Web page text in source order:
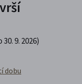
9. 2026)
dobu